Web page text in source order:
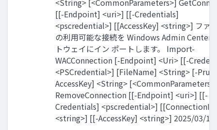
<String> [<CommonParameters>]
[[-Endpoint] <uri>] [[-Credentials]
<pscredential>] [[AccessKey] <string>] ファ
の利用可能な接続を Windows Admin Center
トウェイにイン ポートします。 Import-
WACConnection [-Endpoint] <Uri> [[-
<PSCredential>] [FileName] <String> [-
AccessKey] <String>
RemoveConnection [[-Endpoint] <uri>] [[-
Credentials] <pscredential>] [[ConnectionId]
<string>] [[-AccessKey] <string>] 2025/03/15